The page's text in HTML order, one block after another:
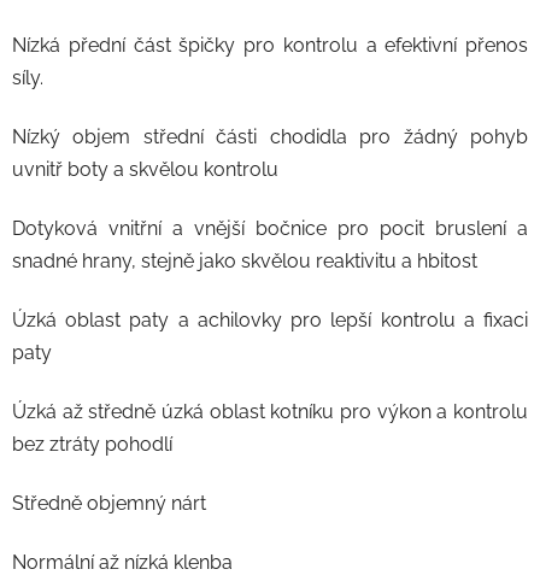
Nízká přední část špičky pro kontrolu a efektivní přenos
síly.
Nízký objem střední části chodidla pro žádný pohyb
uvnitř boty a skvělou kontrolu
Dotyková vnitřní a vnější bočnice pro pocit bruslení a
snadné hrany, stejně jako skvělou reaktivitu a hbitost
Úzká oblast paty a achilovky pro lepší kontrolu a fixaci
paty
Úzká až středně úzká oblast kotníku pro výkon a kontrolu
bez ztráty pohodlí
Středně objemný nárt
Normální až nízká klenba